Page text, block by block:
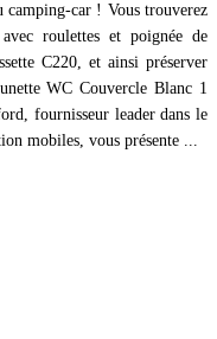
camping-car ! Vous trouverez
roulettes et poignée de
C220, et ainsi préserver
WC Couvercle Blanc 1
fournisseur leader dans le
mobiles, vous présente ...